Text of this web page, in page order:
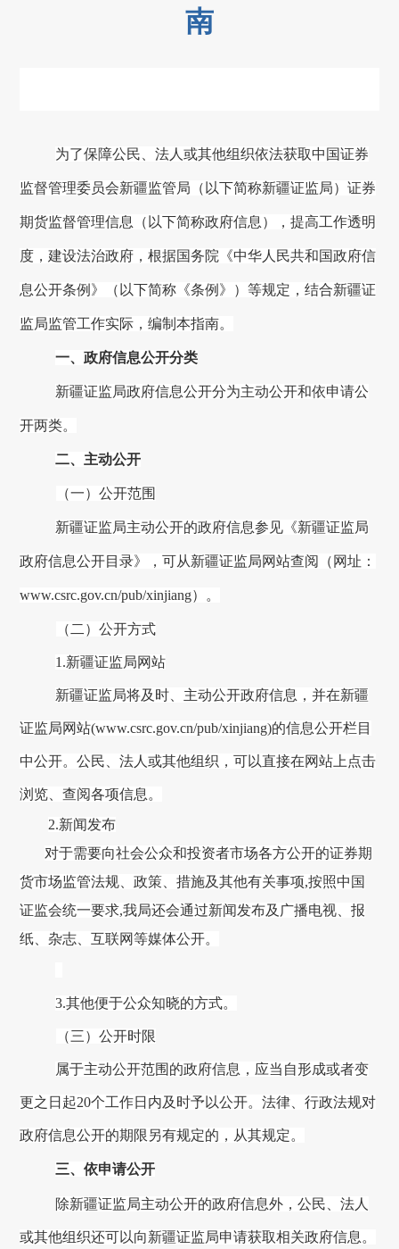
南
为了保障公民、法人或其他组织依法获取中国证券
监督管理委员会新疆监管局 （以下简称新疆证监局）证券
期货监督管理信息（以下简称政府信息），提高工作透明
度，建设法治政府，根据国务院《中华人民共和国政府信
息公开条例》（以下简称《条例》）等规定，结合新疆证
监局监管工作实际，编制本指南。
一、政府信息公开分类
新疆证监局政府信息公开分为主动公开和依申请公
开两类。
二、主动公开
（一）公开范围
新疆证监局主动公开的政府信息参见 《新疆证监局
政府信息公开目录》，可从新疆证监局网站查阅（网址：
www.csrc.gov.cn/pub/xinjiang） 。
（二）公开方式
1.新疆证监局网站
新疆证监局将及时、主动公开政府信息，并在新疆
证监局网站(www.csrc.gov.cn/pub/xinjiang)的信息公开栏目
中公开。公民、法人或其他组织，可以直接在网站上点击
浏览、查阅各项信息。
2.新闻发布
对于需要向社会公众和投资者市场各方公开的证券期
货市场监管法规、政策、措施及其他有关事项,按照中国
证监会统一要求,我局还会通过新闻发布及广播电视、报
纸、杂志、互联网等媒体公开。
3.其他便于公众知晓的方式。
（三）公开时限
属于主动公开范围的政府信息，应当自形成或者变
更之日起20个工作日内及时予以公开。法律、行政法规对
政府信息公开的期限另有规定的，从其规定。
三、依申请公开
除新疆证监局主动公开的政府信息外，公民、法人
或其他组织还可以向新疆证监局申请获取相关政府信息。